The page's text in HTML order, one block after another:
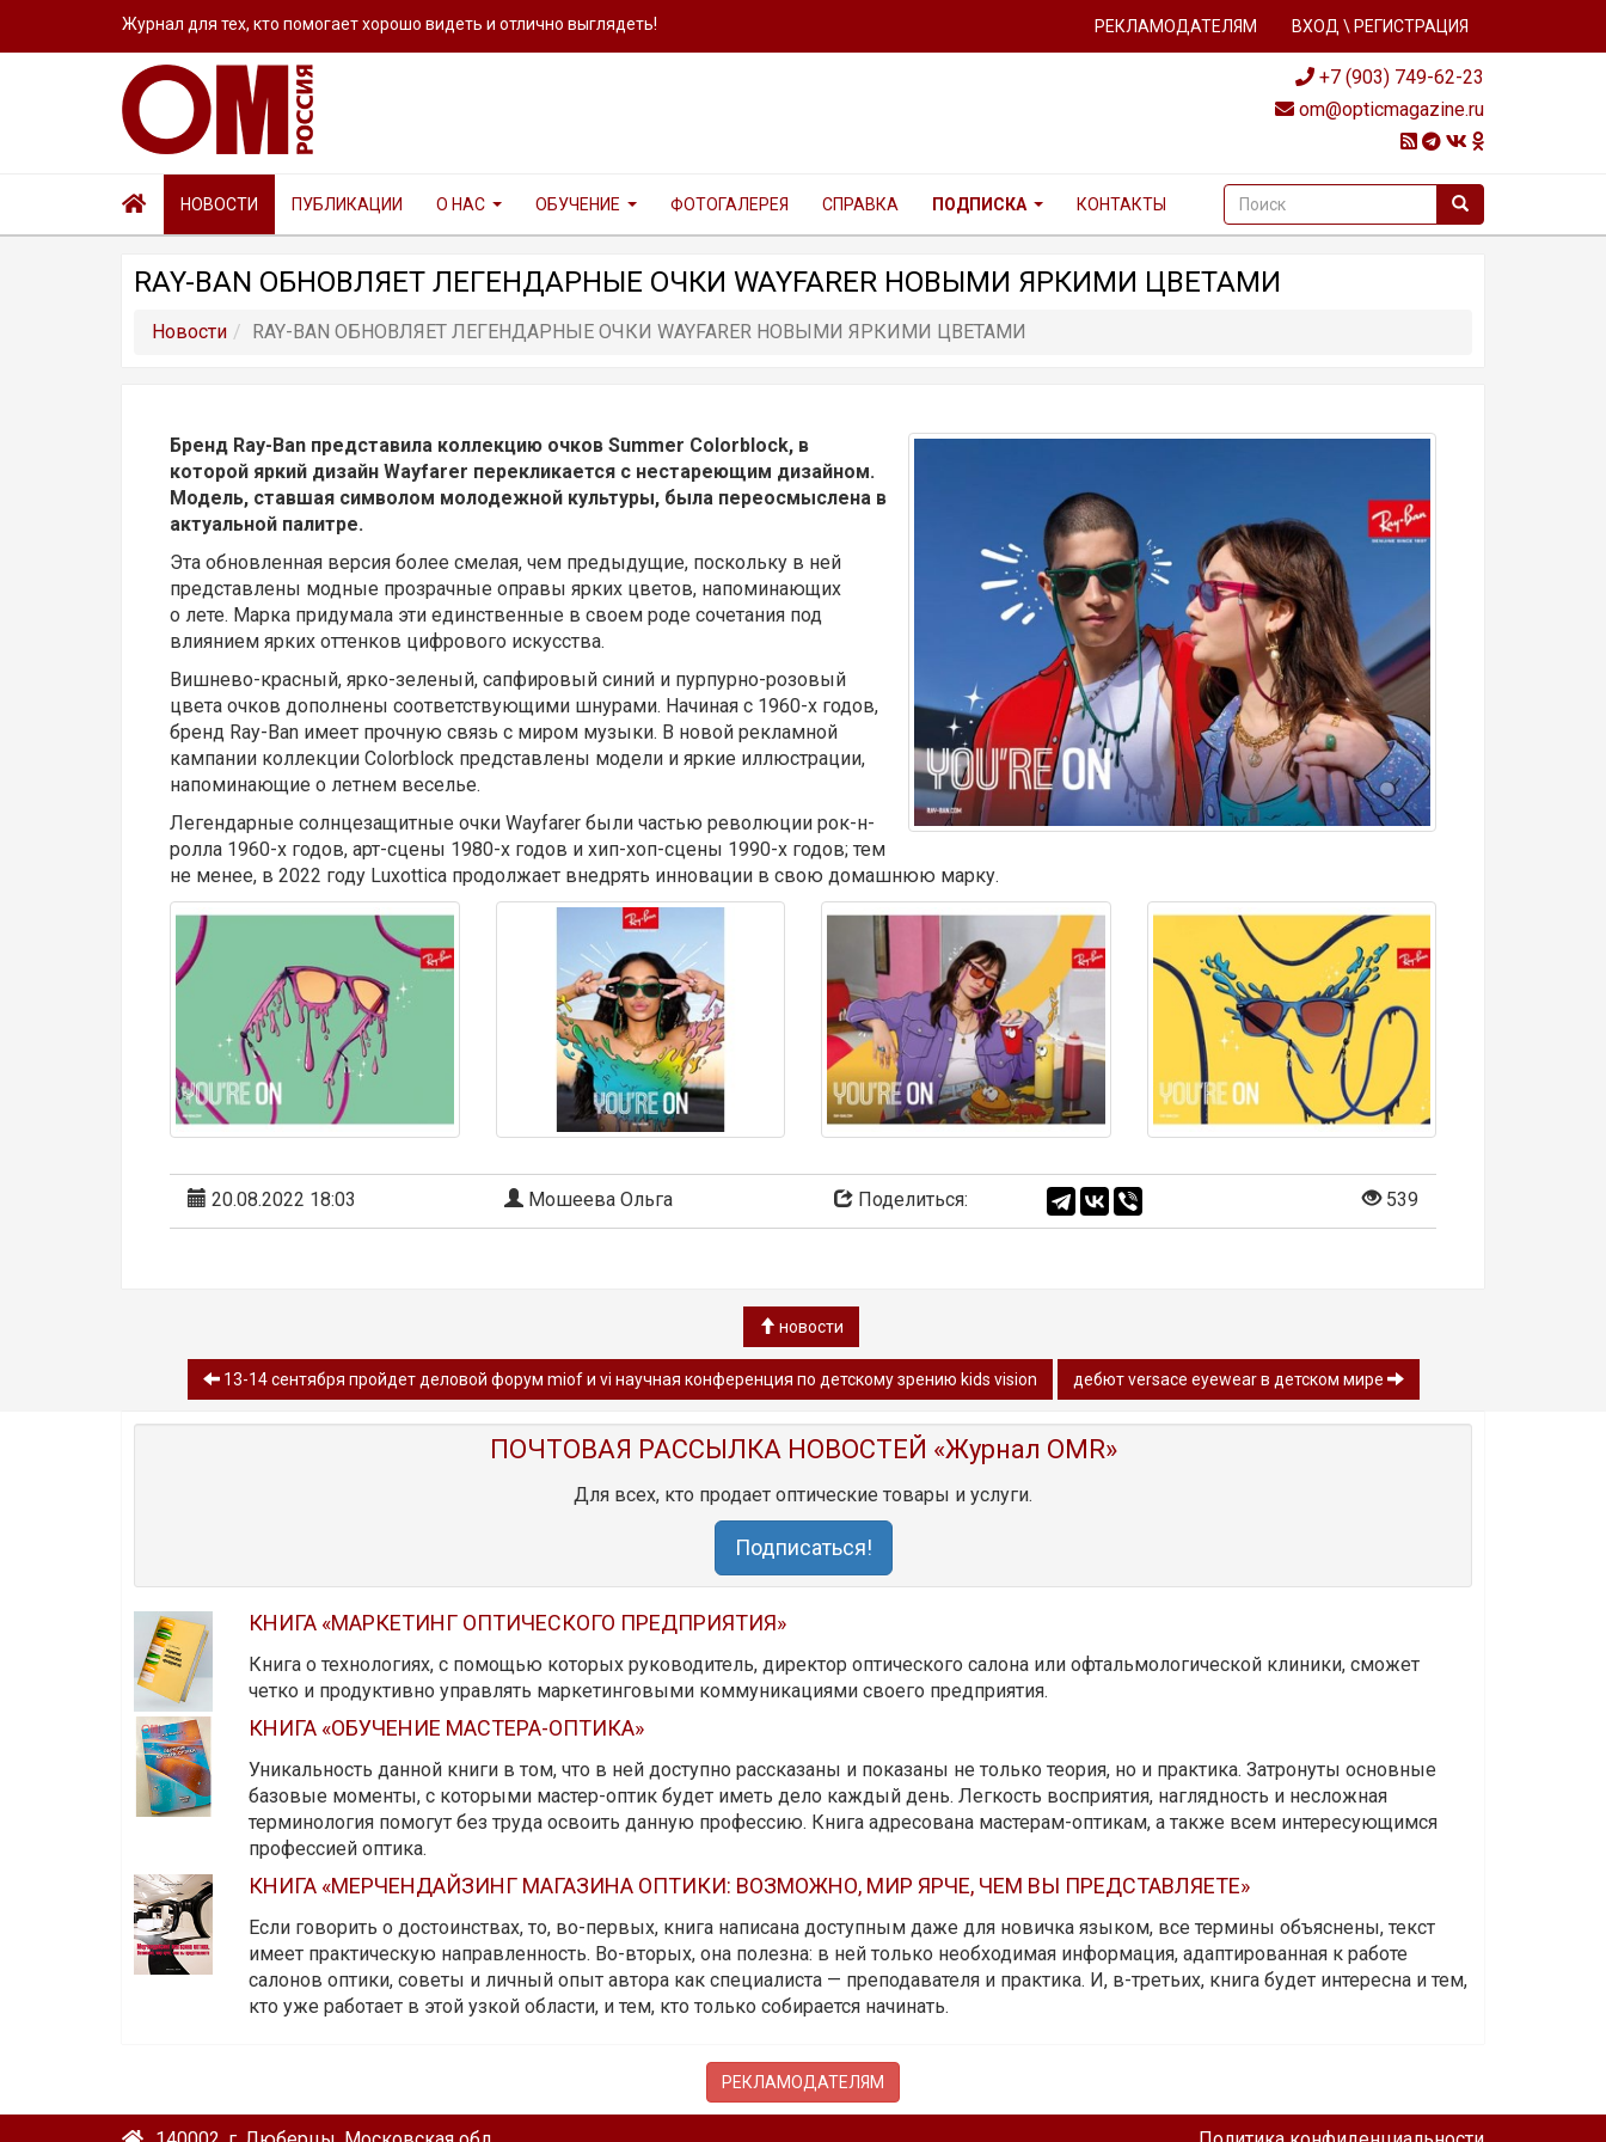
Журнал для тех, кто помогает хорошо видеть и отлично выглядеть! РЕКЛАМОДАТЕЛЯМ ВХОД \ РЕГИСТРАЦИЯ
+7 (903) 749-62-23
om@opticmagazine.ru
НОВОСТИ ПУБЛИКАЦИИ О НАС ОБУЧЕНИЕ ФОТОГАЛЕРЕЯ СПРАВКА ПОДПИСКА КОНТАКТЫ
RAY-BAN ОБНОВЛЯЕТ ЛЕГЕНДАРНЫЕ ОЧКИ WAYFARER НОВЫМИ ЯРКИМИ ЦВЕТАМИ
Новости RAY-BAN ОБНОВЛЯЕТ ЛЕГЕНДАРНЫЕ ОЧКИ WAYFARER НОВЫМИ ЯРКИМИ ЦВЕТАМИ
Бренд Ray-Ban представила коллекцию очков Summer Colorblock, в
которой яркий дизайн Wayfarer перекликается с нестареющим дизайном.
Модель, ставшая символом молодежной культуры, была переосмыслена в
актуальной палитре.
Эта обновленная версия более смелая, чем предыдущие, поскольку в ней
представлены модные прозрачные оправы ярких цветов, напоминающих
о лете. Марка придумала эти единственные в своем роде сочетания под
влиянием ярких оттенков цифрового искусства.
Вишнево-красный, ярко-зеленый, сапфировый синий и пурпурно-розовый
цвета очков дополнены соответствующими шнурами. Начиная с 1960-х годов,
бренд Ray-Ban имеет прочную связь с миром музыки. В новой рекламной
кампании коллекции Colorblock представлены модели и яркие иллюстрации,
напоминающие о летнем веселье.
Легендарные солнцезащитные очки Wayfarer были частью революции рок-н-
ролла 1960-х годов, арт-сцены 1980-х годов и хип-хоп-сцены 1990-х годов; тем
не менее, в 2022 году Luxottica продолжает внедрять инновации в свою домашнюю марку.
20.08.2022 18:03 Мошеева Ольга Поделиться: 539
новости
13-14 сентября пройдет деловой форум miof и vi научная конференция по детскому зрению kids vision дебют versace eyewear в детском мире
ПОЧТОВАЯ РАССЫЛКА НОВОСТЕЙ «Журнал OMR»
Для всех, кто продает оптические товары и услуги.
Подписаться!
КНИГА «МАРКЕТИНГ ОПТИЧЕСКОГО ПРЕДПРИЯТИЯ»
Книга о технологиях, с помощью которых руководитель, директор оптического салона или офтальмологической клиники, сможет
четко и продуктивно управлять маркетинговыми коммуникациями своего предприятия.
КНИГА «ОБУЧЕНИЕ МАСТЕРА-ОПТИКА»
Уникальность данной книги в том, что в ней доступно рассказаны и показаны не только теория, но и практика. Затронуты основные
базовые моменты, с которыми мастер-оптик будет иметь дело каждый день. Легкость восприятия, наглядность и несложная
терминология помогут без труда освоить данную профессию. Книга адресована мастерам-оптикам, а также всем интересующимся
профессией оптика.
КНИГА «МЕРЧЕНДАЙЗИНГ МАГАЗИНА ОПТИКИ: ВОЗМОЖНО, МИР ЯРЧЕ, ЧЕМ ВЫ ПРЕДСТАВЛЯЕТЕ»
Если говорить о достоинствах, то, во-первых, книга написана доступным даже для новичка языком, все термины объяснены, текст
имеет практическую направленность. Во-вторых, она полезна: в ней только необходимая информация, адаптированная к работе
салонов оптики, советы и личный опыт автора как специалиста — преподавателя и практика. И, в-третьих, книга будет интересна и тем,
кто уже работает в этой узкой области, и тем, кто только собирается начинать.
РЕКЛАМОДАТЕЛЯМ